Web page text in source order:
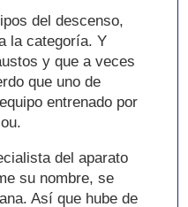
del descenso,
la categoría. Y
y que a veces
que uno de
entrenado por
del aparato
su nombre, se
Así que hube de